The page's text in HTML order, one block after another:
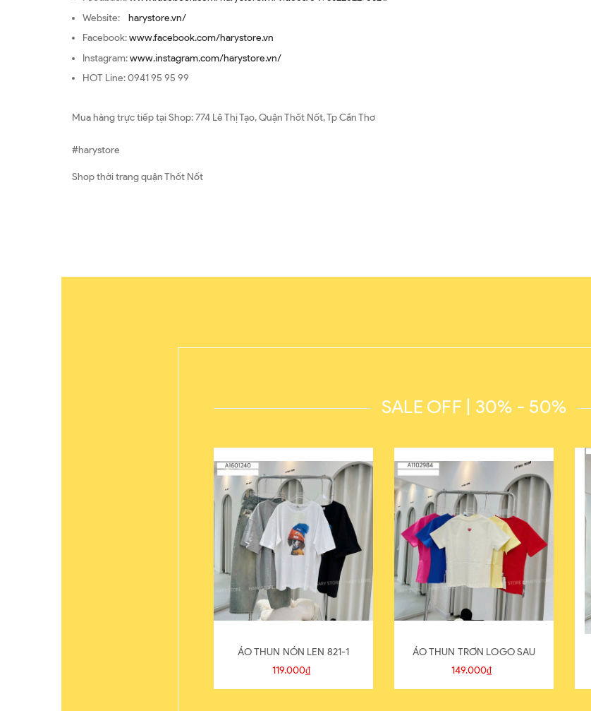
Website: harystore.vn/
Facebook:www.facebook.com/harystore.vn
Instagram:www.instagram.com/harystore.vn/
HOT Line: 0941 95 95 99
Mua hàng trực tiếp tại Shop: 774 Lê Thị Tạo, Quận Thốt Nốt, Tp Cần Thơ
#harystore
Shop thời trang quận Thốt Nốt
SALE OFF | 30% - 50%
ÁO THUN NÓN LEN 821-1
119.000₫
ÁO THUN TRƠN LOGO SAU
149.000₫